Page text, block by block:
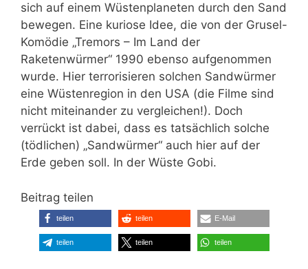
sich auf einem Wüstenplaneten durch den Sand
bewegen. Eine kuriose Idee, die von der Grusel-
Komödie „Tremors – Im Land der
Raketenwürmer“ 1990 ebenso aufgenommen
wurde. Hier terrorisieren solchen Sandwürmer
eine Wüstenregion in den USA (die Filme sind
nicht miteinander zu vergleichen!). Doch
verrückt ist dabei, dass es tatsächlich solche
(tödlichen) „Sandwürmer“ auch hier auf der
Erde geben soll. In der Wüste Gobi.
Beitrag teilen
teilen teilen E-Mail
teilen teilen teilen